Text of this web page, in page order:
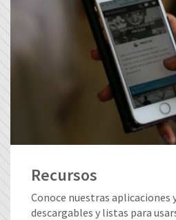
Recursos
Conoce nuestras aplicaciones
descargables y listas para